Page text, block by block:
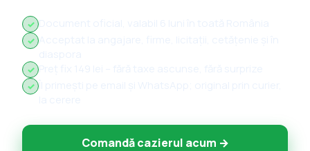
✓
✓
✓
✓
Comandă cazierul acum →